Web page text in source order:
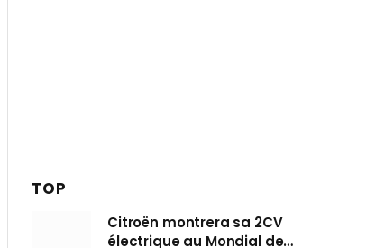
TOP
Citroën montrera sa 2CV
électrique au Mondial de